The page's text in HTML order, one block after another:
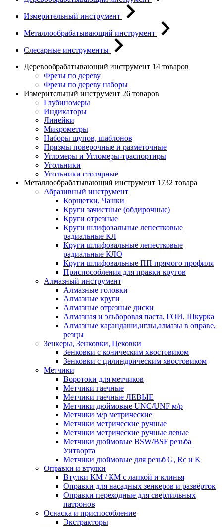
Измерительный инструмент
Металлообрабатывающий инструмент
Слесарные инструменты
Деревообрабатывающий инструмент 14 товаров
Фрезы по дереву
Фрезы по дереву наборы
Измерительный инструмент 26 товаров
Глубиномеры
Индикаторы
Линейки
Микрометры
Наборы щупов, шаблонов
Призмы поверочные и разметочные
Угломеры и Угломеры-траспортиры
Угольники
Угольники столярные
Металлообрабатывающий инструмент 1732 товара
Абразивный инструмент
Корщетки, Чашки
Круги зачистные (обдирочные)
Круги отрезные
Круги шлифовальные лепестковые
радиальные КЛ
Круги шлифовальные лепестковые
радиальные КЛО
Круги шлифовальные ПП прямого профиля
Приспособления для правки кругов
Алмазный инструмент
Алмазные головки
Алмазные круги
Алмазные отрезные диски
Алмазная и эльборовая паста, ГОИ, Шкурка
Алмазные карандаши,иглы,алмазы в оправе,
резцы
Зенкеры, Зенковки, Цековки
Зенковки с коническим хвостовиком
Зенковки с цилиндрическим хвостовиком
Метчики
Воротоки для метчиков
Метчики гаечные
Метчики гаечные ЛЕВЫЕ
Метчики дюймовые UNC/UNF м/р
Метчики м/р метрические
Метчики метрические ручные
Метчики метрические ручные левые
Метчики дюймовые BSW/BSF резьба
Уитворта
Метчики дюймовые для резьб G, Rc и K
Оправки и втулки
Втулки КМ / КМ с лапкой и клинья
Оправки для насадных зенкеров и развёрток
Оправки переходные для сверлильных
патронов
Оснаска и приспособление
Экстракторы